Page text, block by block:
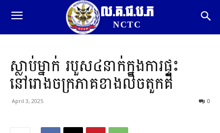
ល.គ.ជ.ប.ភ
NCTC
ស្លាប់ម្នាក់ របួស៤នាក់ក្នុងការផ្ទុះ
នៅរោងចក្រភាគខាងលិចតួកគី
April 3, 2025 0